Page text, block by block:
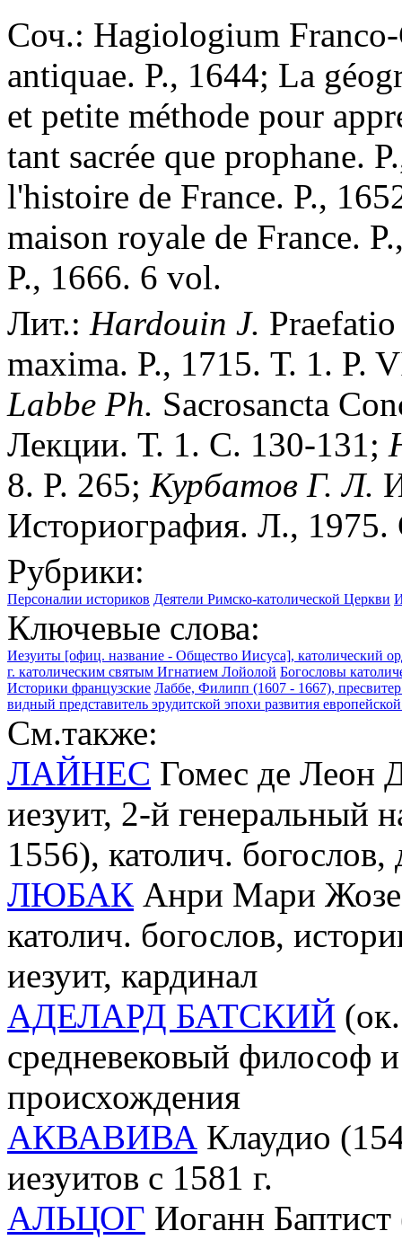
Соч.: Hagiologium
antiquae. P., 1644; La
et petite méthode pour
tant sacrée que prophane.
l'histoire de France. P.,
maison royale de France.
P., 1666. 6 vol.
Лит.: Hardouin J.
maxima. P., 1715. Т. 1. P.
Labbe Ph. Sacrosancta
Лекции. Т. 1. С. 130-131;
8. P. 265; Курбатов Г. Л.
Историография. Л.,
Рубрики:
Персоналии историков Деятели Римско-католической Церкви
Ключевые слова:
Иезуиты [офиц. название - Общество Иисуса], католический
г. католическим святым Игнатием Лойолой Богословы
Историки французские Лаббе, Филипп (1607 - 1667),
видный представитель эрудитской эпохи развития
См.также:
ЛАЙНЕС Гомес де Леон
иезуит, 2-й генеральный
1556), католич.
ЛЮБАК Анри Мари
католич. богослов,
иезуит, кардинал
АДЕЛАРД БАТСКИЙ
средневековый философ
происхождения
АКВАВИВА Клаудио
иезуитов с 1581 г.
АЛЬЦОГ Иоганн